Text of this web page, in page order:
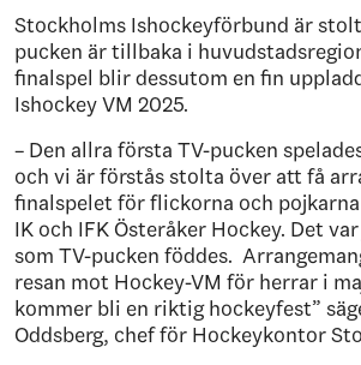
Stockholms Ishockeyförbund är
pucken är tillbaka i
finalspel blir dessutom en fin
Ishockey VM 2025.
– Den allra första TV-pucken
och vi är förstås stolta över att få
finalspelet för flickorna och
IK och IFK Österåker Hockey. Det
som TV-pucken föddes.
resan mot Hockey-VM för herrar i
kommer bli en riktig hockeyfest”
Oddsberg, chef för Hockeykontor